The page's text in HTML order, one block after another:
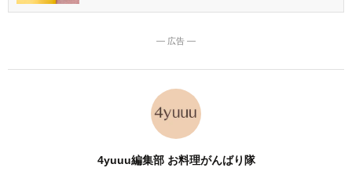
― 広告 ―
4yuuu編集部 お料理がんばり隊